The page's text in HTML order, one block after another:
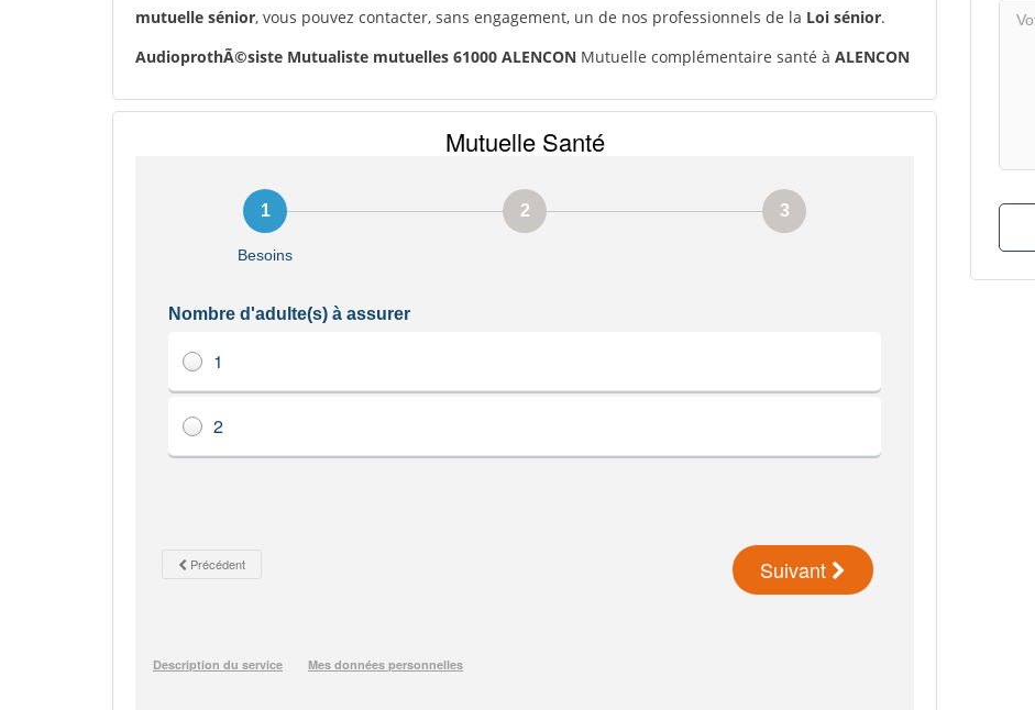
mutuelle sénior, vous pouvez contacter, sans engagement, un de nos professionnels de la Loi sénior.
AudioprothÃ©siste Mutualiste mutuelles 61000 ALENCON Mutuelle complémentaire santé à ALENCON